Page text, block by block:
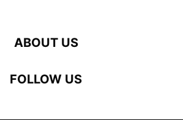
ABOUT US
FOLLOW US